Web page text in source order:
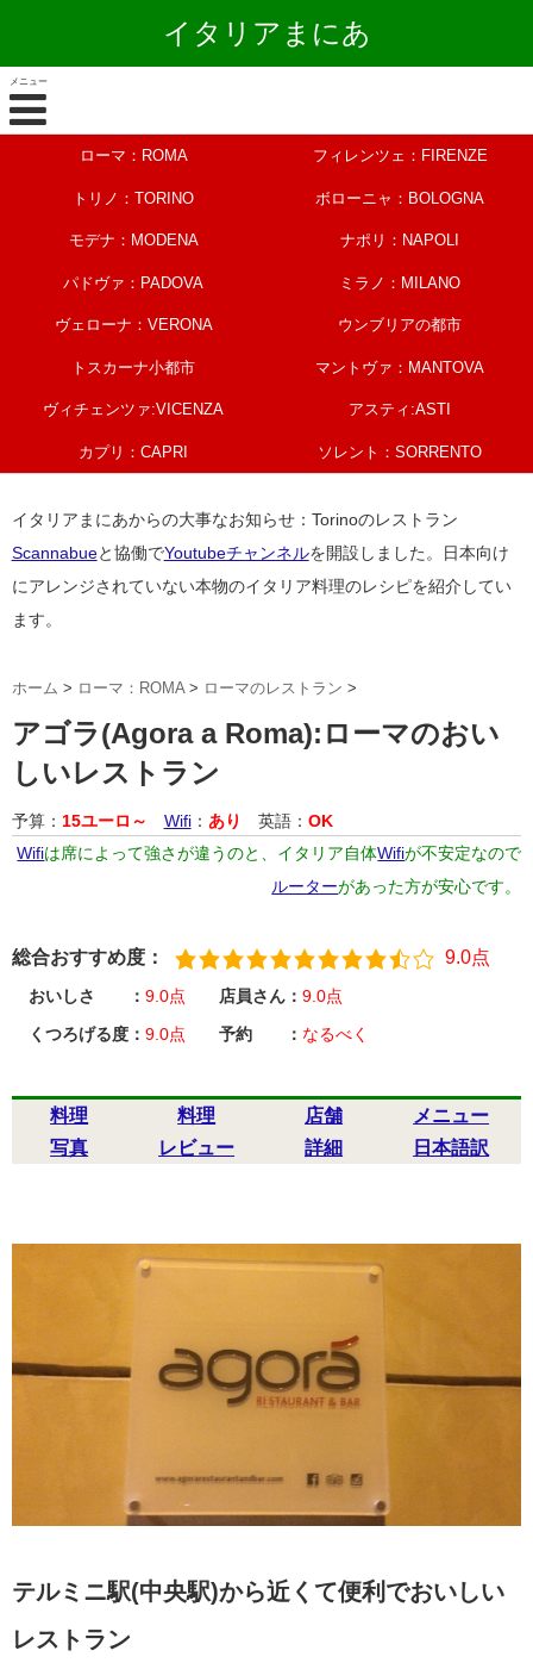
イタリアまにあ
メニュー
ローマ：ROMA フィレンツェ：FIRENZE
トリノ：TORINO ボローニャ：BOLOGNA
モデナ：MODENA ナポリ：NAPOLI
パドヴァ：PADOVA ミラノ：MILANO
ヴェローナ：VERONA ウンブリアの都市
トスカーナ小都市 マントヴァ：MANTOVA
ヴィチェンツァ:VICENZA アスティ:ASTI
カプリ：CAPRI ソレント：SORRENTO
イタリアまにあからの大事なお知らせ：Torinoのレストラン
Scannabueと協働でYoutubeチャンネルを開設しました。日本向け
にアレンジされていない本物のイタリア料理のレシピを紹介してい
ます。
ホーム > ローマ：ROMA > ローマのレストラン >
アゴラ(Agora a Roma):ローマのおい
しいレストラン
予算： 15ユーロ～ Wifi： あり 英語： OK
Wifiは席によって強さが違うのと、イタリア自体Wifiが不安定なので
ルーターがあった方が安心です。
総合おすすめ度： 9.0点
おいしさ ： 9.0点 店員さん： 9.0点
くつろげる度： 9.0点 予約 ： なるべく
料理
写真
料理
レビュー
店舗
詳細
メニュー
日本語訳
テルミニ駅(中央駅)から近くて便利でおいしい
レストラン